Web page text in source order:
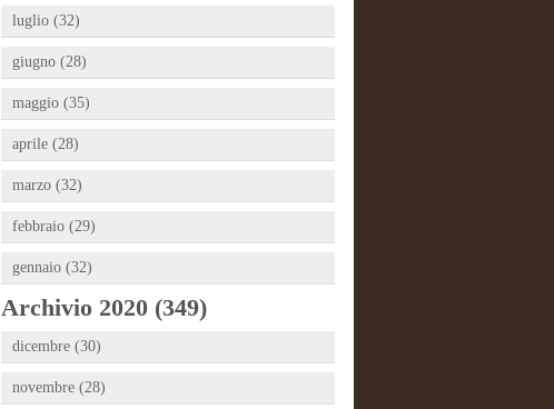
luglio (32)
giugno (28)
maggio (35)
aprile (28)
marzo (32)
febbraio (29)
gennaio (32)
Archivio 2020 (349)
dicembre (30)
novembre (28)